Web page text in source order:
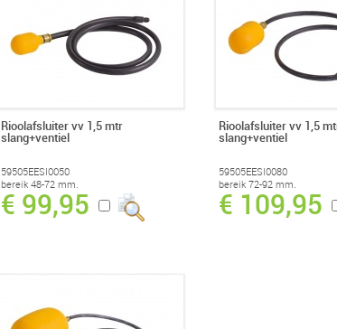
Rioolafsluiter vv 1,5 mtr
slang+ventiel
59505EESI0050
bereik 48-72 mm.
€ 99,95
Rioolafsluiter vv 1,5
slang+ventiel
59505EESI0080
bereik 72-92 mm.
€ 109,95